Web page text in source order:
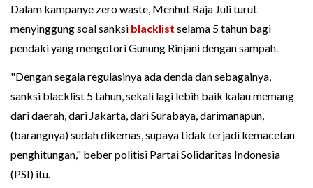
Dalam kampanye zero waste, Menhut Raja Juli turut
menyinggung soal sanksi blacklist selama 5 tahun bagi
pendaki yang mengotori Gunung Rinjani dengan sampah.
"Dengan segala regulasinya ada denda dan sebagainya,
sanksi blacklist 5 tahun, sekali lagi lebih baik kalau memang
dari daerah, dari Jakarta, dari Surabaya, darimanapun,
(barangnya) sudah dikemas, supaya tidak terjadi kemacetan
penghitungan," beber politisi Partai Solidaritas Indonesia
(PSI) itu.